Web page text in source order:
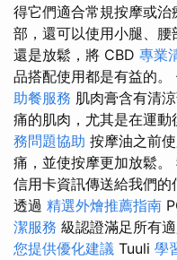
得它們適合常規按摩或
部，還可以使用小腿、
還是放鬆，將 CBD 專業
品搭配使用都是有益的
助餐服務 肌肉膏含有清
痛的肌肉，尤其是在運動
務問題協助 按摩油之前
痛，並使按摩更加放鬆
信用卡資訊傳送給我們
透過 精選外燴推薦指南
潔服務 級認證滿足所有
您提供優化建議 Tuuli 學